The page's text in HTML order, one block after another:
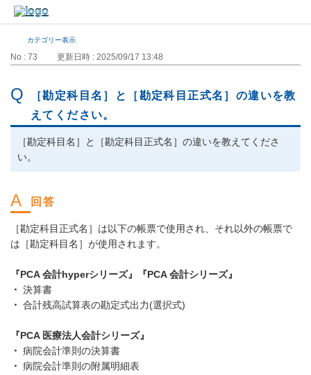
カテゴリー表示
No : 73 更新日時 : 2025/09/17 13:48
［勘定科目名］と［勘定科目正式名］の違いを教
えてください。
［勘定科目名］と［勘定科目正式名］の違いを教えてくださ
い。
［勘定科目正式名］は以下の帳票で使用され、それ以外の帳票で
は［勘定科目名］が使用されます。
『PCA 会計hyperシリーズ』『PCA 会計シリーズ』
・ 決算書
・ 合計残高試算表の勘定式出力(選択式)
『PCA 医療法人会計シリーズ』
・ 病院会計準則の決算書
・ 病院会計準則の附属明細表